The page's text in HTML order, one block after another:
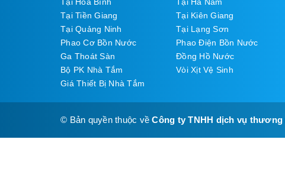
Tại Tiền Giang
Tại Kiên Giang
Tại Quảng Ninh
Tại Lạng Sơn
Phao Cơ Bồn Nước
Phao Điện Bồn Nước
Ga Thoát Sàn
Đồng Hồ Nước
Bộ PK Nhà Tắm
Vòi Xịt Vệ Sinh
Giá Thiết Bị Nhà Tắm
© Bản quyền thuộc vềCông ty TNHH dịch vụ thương